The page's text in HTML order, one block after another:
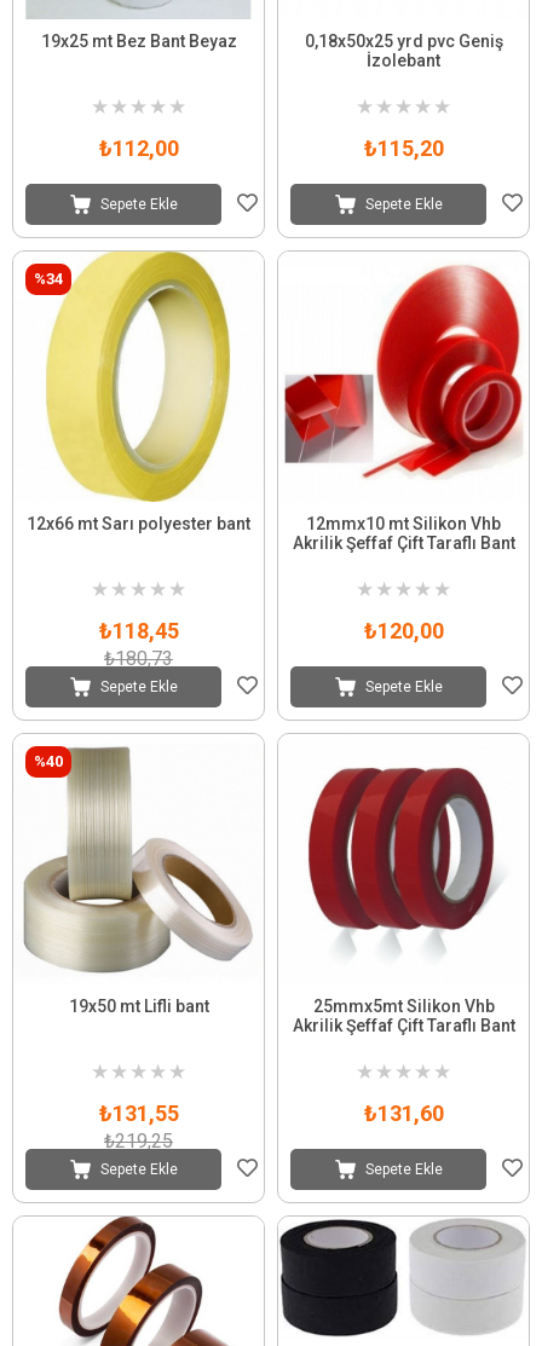
19x25 mt Bez Bant Beyaz
★ ★ ★ ★ ★
₺112,00
Sepete Ekle
0,18x50x25 yrd pvc Geniş
İzolebant
★ ★ ★ ★ ★
₺115,20
Sepete Ekle
12x66 mt Sarı polyester bant
★ ★ ★ ★ ★
₺118,45
₺180,73
Sepete Ekle
%34
12mmx10 mt Silikon Vhb
Akrilik Şeffaf Çift Taraflı Bant
★ ★ ★ ★ ★
₺120,00
Sepete Ekle
19x50 mt Lifli bant
★ ★ ★ ★ ★
₺131,55
₺219,25
Sepete Ekle
%40
25mmx5mt Silikon Vhb
Akrilik Şeffaf Çift Taraflı Bant
★ ★ ★ ★ ★
₺131,60
Sepete Ekle